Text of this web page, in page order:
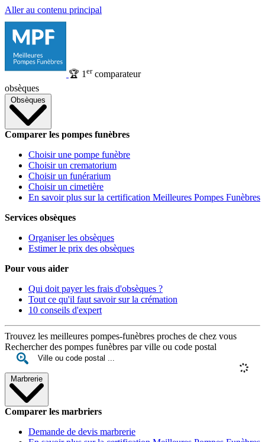
Aller au contenu principal
🏆 1 ercomparateur
obsèques
Obsèques
Comparer les pompes funèbres
Choisir une pompe funèbre
Choisir un crematorium
Choisir un funérarium
Choisir un cimetière
En savoir plus sur la certification Meilleures Pompes Funèbres
Services obsèques
Organiser les obsèques
Estimer le prix des obsèques
Pour vous aider
Qui doit payer les frais d'obsèques ?
Tout ce qu'il faut savoir sur la crémation
10 conseils d'expert
Trouvez les meilleures pompes-funèbres proches de chez vous
Rechercher des pompes funèbres par ville ou code postal
Marbrerie
Comparer les marbriers
Demande de devis marbrerie